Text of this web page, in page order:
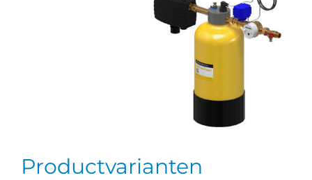
Productvarianten